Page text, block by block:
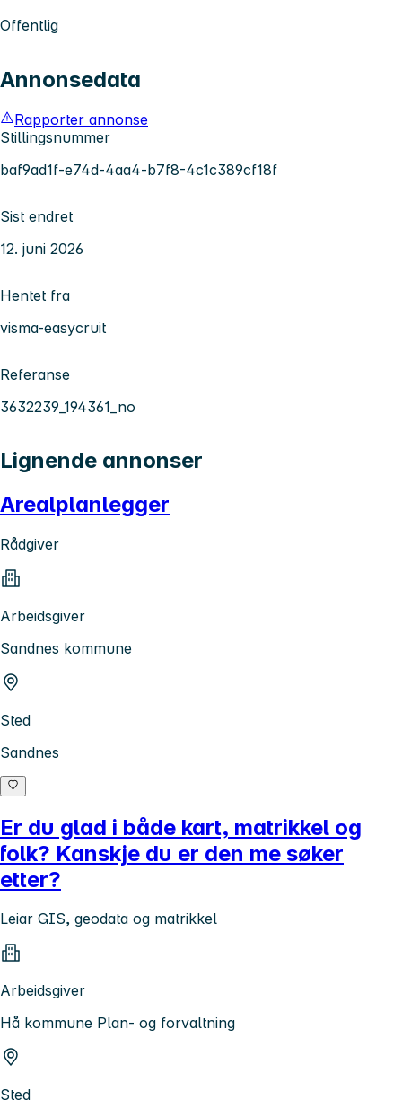
Offentlig
Annonsedata
Rapporter annonse
Stillingsnummer
baf9ad1f-e74d-4aa4-b7f8-4c1c389cf18f
Sist endret
12. juni 2026
Hentet fra
visma-easycruit
Referanse
3632239_194361_no
Lignende annonser
Arealplanlegger
Rådgiver
Arbeidsgiver
Sandnes kommune
Sted
Sandnes
Er du glad i både kart, matrikkel og
folk? Kanskje du er den me søker
etter?
Leiar GIS, geodata og matrikkel
Arbeidsgiver
Hå kommune Plan- og forvaltning
Sted